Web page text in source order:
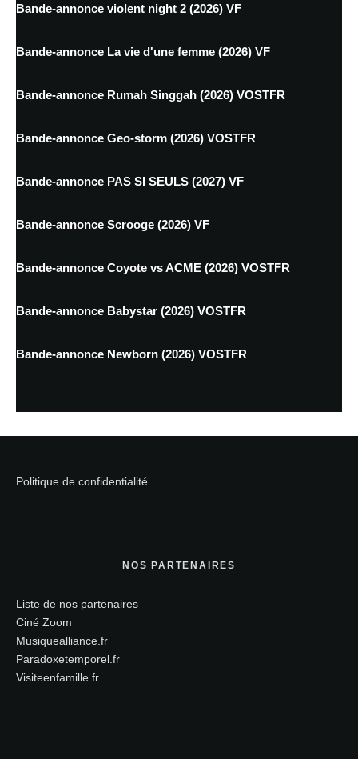
Bande-annonce violent night 2 (2026) VF
Bande-annonce La vie d'une femme (2026) VF
Bande-annonce Rumah Singgah (2026) VOSTFR
Bande-annonce Geo-storm (2026) VOSTFR
Bande-annonce PAS SI SEULS (2027) VF
Bande-annonce Scrooge (2026) VF
Bande-annonce Coyote vs ACME (2026) VOSTFR
Bande-annonce Babystar (2026) VOSTFR
Bande-annonce Newborn (2026) VOSTFR
Politique de confidentialité
NOS PARTENAIRES
Liste de nos partenaires
Ciné Zoom
Musiquealliance.fr
Paradoxetemporel.fr
Visiteenfamille.fr